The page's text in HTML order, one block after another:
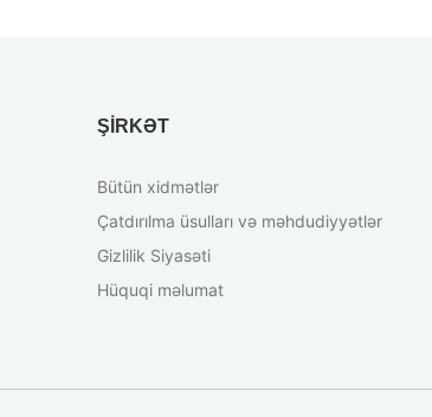
ŞIRKƏT
Bütün xidmətlər
Çatdırılma üsulları və məhdudiyyətlər
Gizlilik Siyasəti
Hüquqi məlumat